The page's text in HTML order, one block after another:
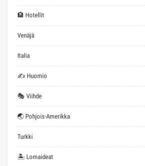
🏨 Hotellit
Venäjä
Italia
✍ Huomio
🎭 Viihde
🌏 Pohjois-Amerikka
Turkki
🏝 Lomaideat